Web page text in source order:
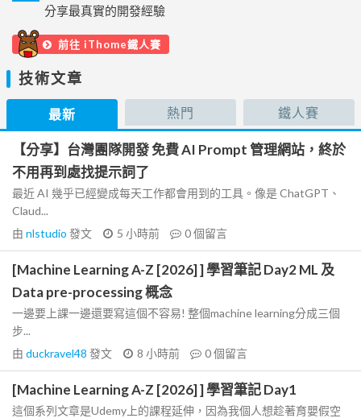
分享最真實的開發經驗
前往 iThome鐵人賽
技術文章
最新 熱門 鐵人賽
【分享】台灣團隊開發 免費 AI Prompt 管理網站，終於
不用再到處找提示詞了
最近 AI 幾乎已經變成每天工作都會用到的工具。像是 ChatGPT、
Claud...
由 nlstudio 發文 5 小時前 0個留言
[Machine Learning A-Z [2026] ] 學習筆記 Day2 ML 及
Data pre-processing 概念
一邊要上課一邊還要寫這個不容易! 整個machine learning分成三個
步...
由 duckravel48 發文 8 小時前 0個留言
[Machine Learning A-Z [2026] ] 學習筆記 Day1
這個系列文章是Udemy上的課程延伸，因為我個人想趁著育嬰假空